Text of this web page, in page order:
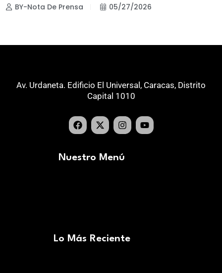
BY-Nota De Prensa 05/27/2026
Av. Urdaneta. Edificio El Universal, Caracas, Distrito
Capital 1010
Nuestro Menú
Lo Más Reciente